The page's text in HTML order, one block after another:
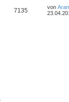
7135 von